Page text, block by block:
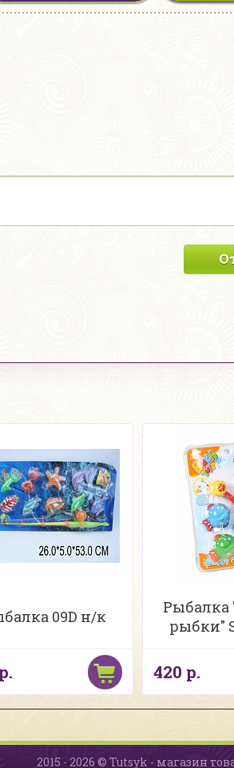
09D н/к
Рыбалка
рыбки"
420 р.
2015 - 2026 © Tutsyk - магазин